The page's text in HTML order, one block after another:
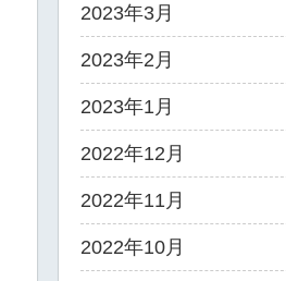
2023年3月
2023年2月
2023年1月
2022年12月
2022年11月
2022年10月